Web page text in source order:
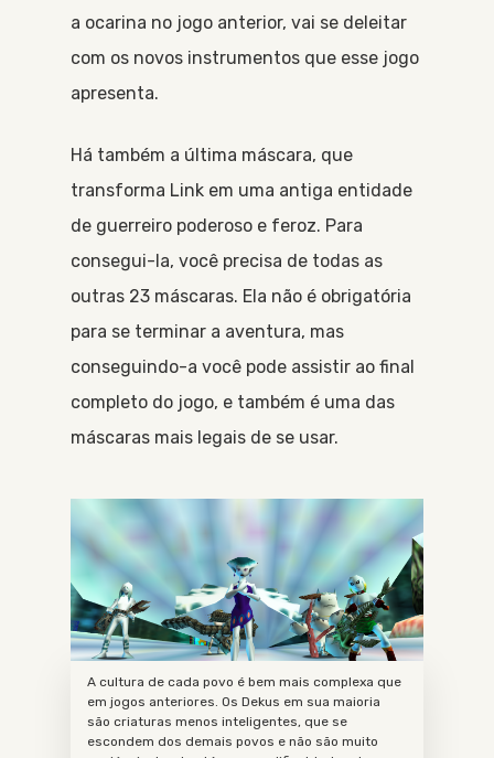
a ocarina no jogo anterior, vai se deleitar
com os novos instrumentos que esse jogo
apresenta.
Há também a última máscara, que
transforma Link em uma antiga entidade
de guerreiro poderoso e feroz. Para
consegui-la, você precisa de todas as
outras 23 máscaras. Ela não é obrigatória
para se terminar a aventura, mas
conseguindo-a você pode assistir ao final
completo do jogo, e também é uma das
máscaras mais legais de se usar.
A cultura de cada povo é bem mais complexa que
em jogos anteriores. Os Dekus em sua maioria
são criaturas menos inteligentes, que se
escondem dos demais povos e não são muito